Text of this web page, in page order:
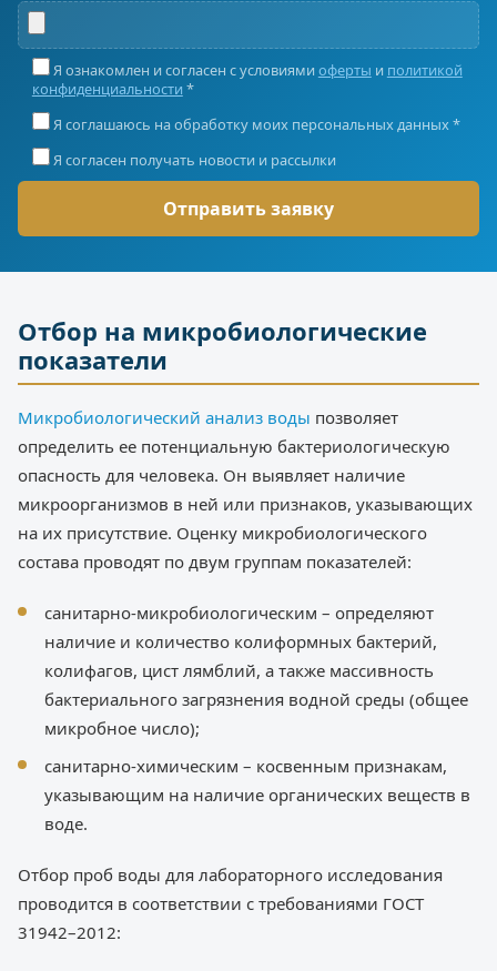
Я ознакомлен и согласен с условиями оферты и политикой
конфиденциальности *
Я соглашаюсь на обработку моих персональных данных *
Я согласен получать новости и рассылки
Отбор на микробиологические
показатели
Микробиологический анализ воды позволяет
определить ее потенциальную бактериологическую
опасность для человека. Он выявляет наличие
микроорганизмов в ней или признаков, указывающих
на их присутствие. Оценку микробиологического
состава проводят по двум группам показателей:
санитарно-микробиологическим – определяют
наличие и количество колиформных бактерий,
колифагов, цист лямблий, а также массивность
бактериального загрязнения водной среды (общее
микробное число);
санитарно-химическим – косвенным признакам,
указывающим на наличие органических веществ в
воде.
Отбор проб воды для лабораторного исследования
проводится в соответствии с требованиями ГОСТ
31942–2012: